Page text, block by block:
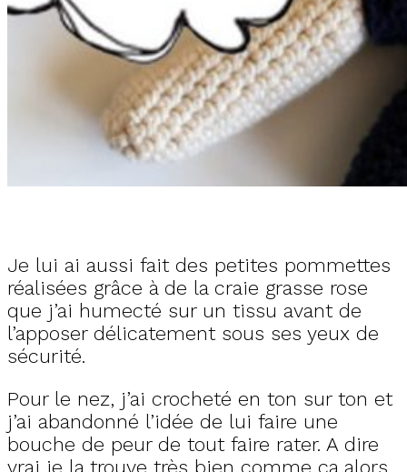
Je lui ai aussi fait des petites pommettes
réalisées grâce à de la craie grasse rose
que j’ai humecté sur un tissu avant de
l’apposer délicatement sous ses yeux de
sécurité.
Pour le nez, j’ai crocheté en ton sur ton et
j’ai abandonné l’idée de lui faire une
bouche de peur de tout faire rater. A dire
vrai je la trouve très bien comme ça alors